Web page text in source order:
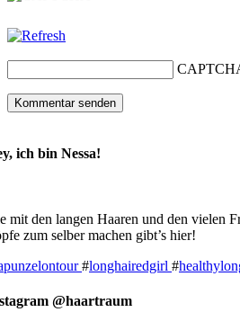
ich bin Nessa!
mit den langen Haaren und den vielen
zum selber machen gibt’s hier!
#longhairedgirl #
@haartraum